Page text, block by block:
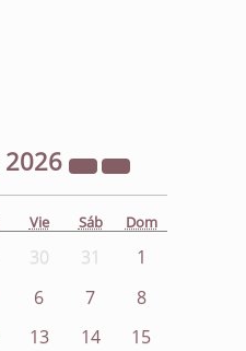
2026
Vie Sáb Dom
30 31
1
6 7
8
13 14
15